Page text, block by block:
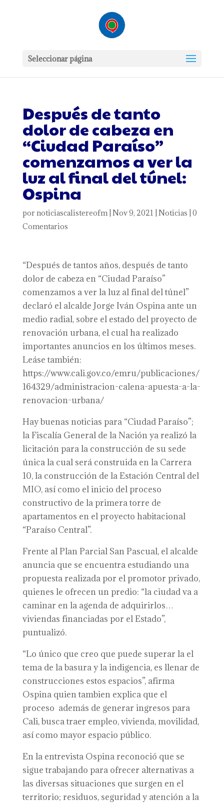
Seleccionar página
Después de tanto
dolor de cabeza en
“Ciudad Paraíso”
comenzamos a ver la
luz al final del túnel:
Ospina
por noticiascalistereofm| Nov 9, 2021 Noticias 0
Comentarios
“Después de tantos años, después de tanto
dolor de cabeza en “Ciudad Paraíso”
comenzamos a ver la luz al final del túnel”
declaró el alcalde Jorge Iván Ospina ante un
medio radial, sobre el estado del proyecto de
renovación urbana, el cual ha realizado
importantes anuncios en los últimos meses.
Leáse también:
https://www.cali.gov.co/emru/publicaciones/
164329/administracion-calena-apuesta-a-la-
renovacion-urbana/
Hay buenas noticias para “Ciudad Paraíso”;
la Fiscalía General de la Nación ya realizó la
licitación para la construcción de su sede
única la cual será construida en la Carrera
10, la construcción de la Estación Central del
MIO, así como el inicio del proceso
constructivo de la primera torre de
apartamentos en el proyecto habitacional
“Paraíso Central”.
Frente al Plan Parcial San Pascual, el alcalde
anuncia que se encuentra estudiando una
propuesta realizada por el promotor privado,
quienes le ofrecen un predio: “la ciudad va a
caminar en la agenda de adquirirlos…
viviendas financiadas por el Estado”,
puntualizó.
“Lo único que creo que puede superar la el
tema de la basura y la indigencia, es llenar de
construcciones estos espacios”, afirma
Ospina quien tambien explica que el
proceso además de generar ingresos para
Cali, busca traer empleo, vivienda, movilidad,
así como mayor espacio público.
En la entrevista Ospina reconoció que se
sigue trabajando para ofrecer alternativas a
las diversas situaciones que surgen en el
territorio; residuos, seguridad y atención a la